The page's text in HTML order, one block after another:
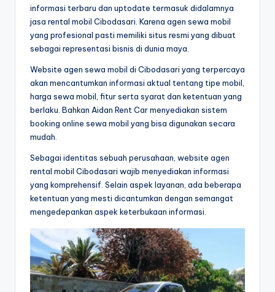
informasi terbaru dan uptodate termasuk didalamnya
jasa rental mobil Cibodasari. Karena agen sewa mobil
yang profesional pasti memiliki situs resmi yang dibuat
sebagai representasi bisnis di dunia maya.
Website agen sewa mobil di Cibodasari yang terpercaya
akan mencantumkan informasi aktual tentang tipe mobil,
harga sewa mobil, fitur serta syarat dan ketentuan yang
berlaku. Bahkan Aidan Rent Car menyediakan sistem
booking online sewa mobil yang bisa digunakan secara
mudah.
Sebagai identitas sebuah perusahaan, website agen
rental mobil Cibodasari wajib menyediakan informasi
yang komprehensif. Selain aspek layanan, ada beberapa
ketentuan yang mesti dicantumkan dengan semangat
mengedepankan aspek keterbukaan informasi.